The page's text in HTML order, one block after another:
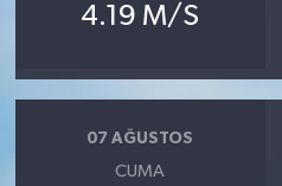
4.19 M/S
07 AĞUSTOS
CUMA